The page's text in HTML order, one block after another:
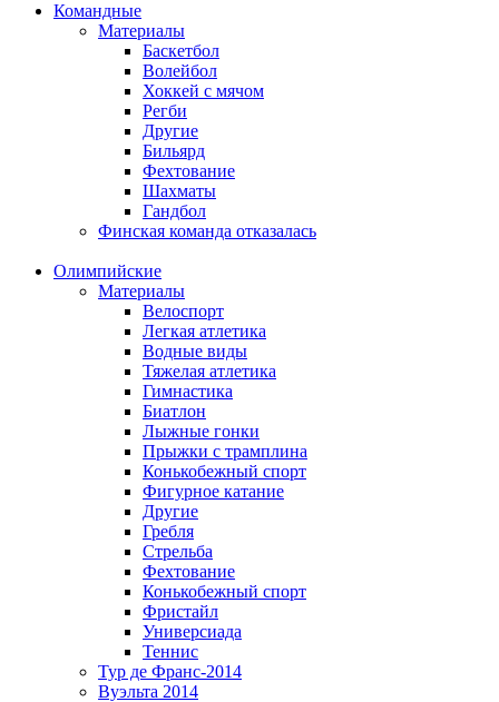
Командные
Материалы
Баскетбол
Волейбол
Хоккей с мячом
Регби
Другие
Бильярд
Фехтование
Шахматы
Гандбол
Финская команда отказалась
Олимпийские
Материалы
Велоспорт
Легкая атлетика
Водные виды
Тяжелая атлетика
Гимнастика
Биатлон
Лыжные гонки
Прыжки с трамплина
Конькобежный спорт
Фигурное катание
Другие
Гребля
Стрельба
Фехтование
Конькобежный спорт
Фристайл
Универсиада
Теннис
Тур де Франс-2014
Вуэльта 2014